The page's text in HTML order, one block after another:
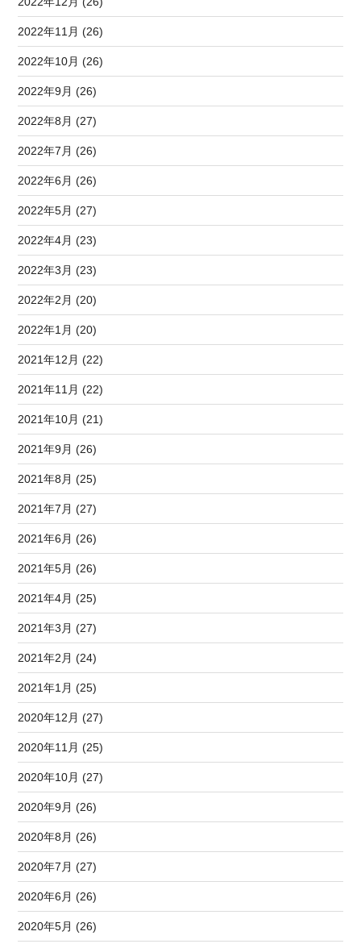
2022年11月 (26)
2022年10月 (26)
2022年9月 (26)
2022年8月 (27)
2022年7月 (26)
2022年6月 (26)
2022年5月 (27)
2022年4月 (23)
2022年3月 (23)
2022年2月 (20)
2022年1月 (20)
2021年12月 (22)
2021年11月 (22)
2021年10月 (21)
2021年9月 (26)
2021年8月 (25)
2021年7月 (27)
2021年6月 (26)
2021年5月 (26)
2021年4月 (25)
2021年3月 (27)
2021年2月 (24)
2021年1月 (25)
2020年12月 (27)
2020年11月 (25)
2020年10月 (27)
2020年9月 (26)
2020年8月 (26)
2020年7月 (27)
2020年6月 (26)
2020年5月 (26)